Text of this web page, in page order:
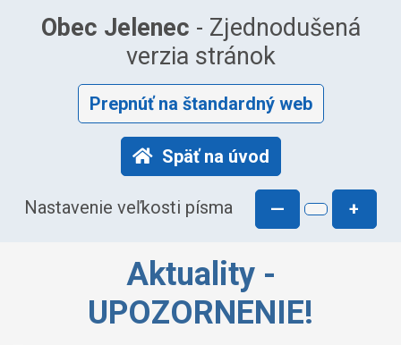
Obec Jelenec - Zjednodušená
verzia stránok
Prepnúť na štandardný web
Späť na úvod
Nastavenie veľkosti písma — +
Aktuality -
UPOZORNENIE!